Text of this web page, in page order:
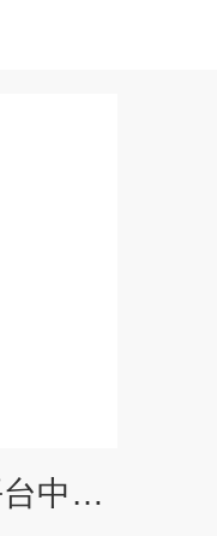
HR-1100BPF升降平台中试分散机沪析